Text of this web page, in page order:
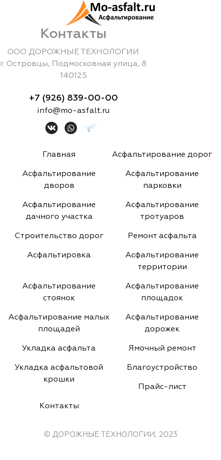
Контакты
ООО ДОРОЖНЫЕ ТЕХНОЛОГИИ
г. Островцы, Подмосковная улица, 8
140125
+7 (926) 839-00-00
info@mo-asfalt.ru
Главная Асфальтирование дорог
Асфальтирование
дворов
Асфальтирование
парковки
Асфальтирование
дачного участка
Асфальтирование
тротуаров
Строительство дорог Ремонт асфальта
Асфальтировка
Асфальтирование
территории
Асфальтирование
стоянок
Асфальтирование
площадок
Асфальтирование малых
площадей
Асфальтирование
дорожек
Укладка асфальта Ямочный ремонт
Укладка асфальтовой
крошки
Благоустройство
Прайс-лист
Контакты
© ДОРОЖНЫЕ ТЕХНОЛОГИИ, 2023